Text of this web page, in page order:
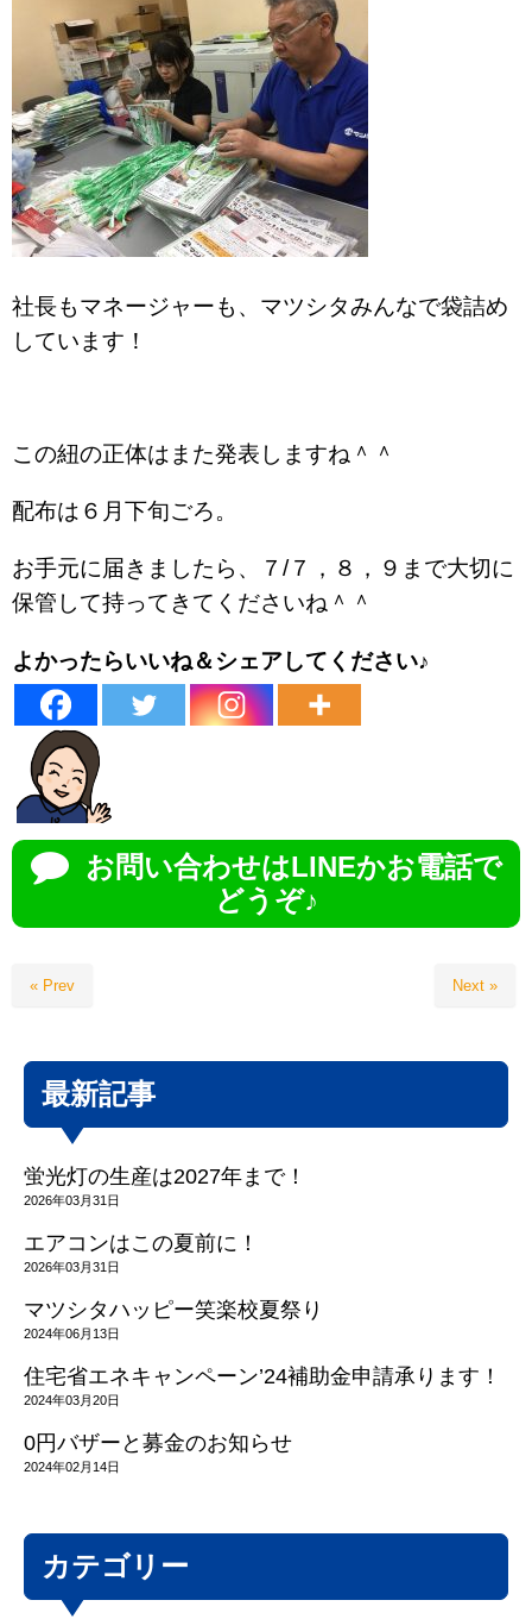
社長もマネージャーも、マツシタみんなで袋詰め
しています！
この紐の正体はまた発表しますね＾＾
配布は６月下旬ごろ。
お手元に届きましたら、７/７，８，９まで大切に
保管して持ってきてくださいね＾＾
よかったらいいね＆シェアしてください♪
お問い合わせはLINEかお電話で
どうぞ♪
« Prev Next »
最新記事
蛍光灯の生産は2027年まで！
2026年03月31日
エアコンはこの夏前に！
2026年03月31日
マツシタハッピー笑楽校夏祭り
2024年06月13日
住宅省エネキャンペーン’24補助金申請承ります！
2024年03月20日
0円バザーと募金のお知らせ
2024年02月14日
カテゴリー